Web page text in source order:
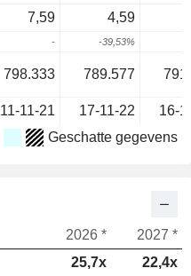
7,59 4,59
- -39,53%
798.333 789.577
11-11-21 17-11-22 16-
Geschatte gegevens
2026 *
2027 *
25,7x 22,4x